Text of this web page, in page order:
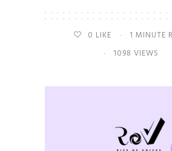
0 LIKE
1 MINUTE
1098 VIEWS